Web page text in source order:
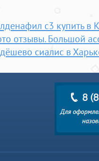
с3 купить в
отзывы. Большой
сиалис в